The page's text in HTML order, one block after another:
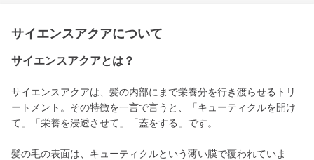
サイエンスアクアについて
サイエンスアクアとは？
サイエンスアクアは、髪の内部にまで栄養分を行き渡らせるトリ
ートメント。その特徴を一言で言うと、「キューティクルを開け
て」「栄養を浸透させて」「蓋をする」です。
髪の毛の表面は、キューティクルという薄い膜で覆われていま